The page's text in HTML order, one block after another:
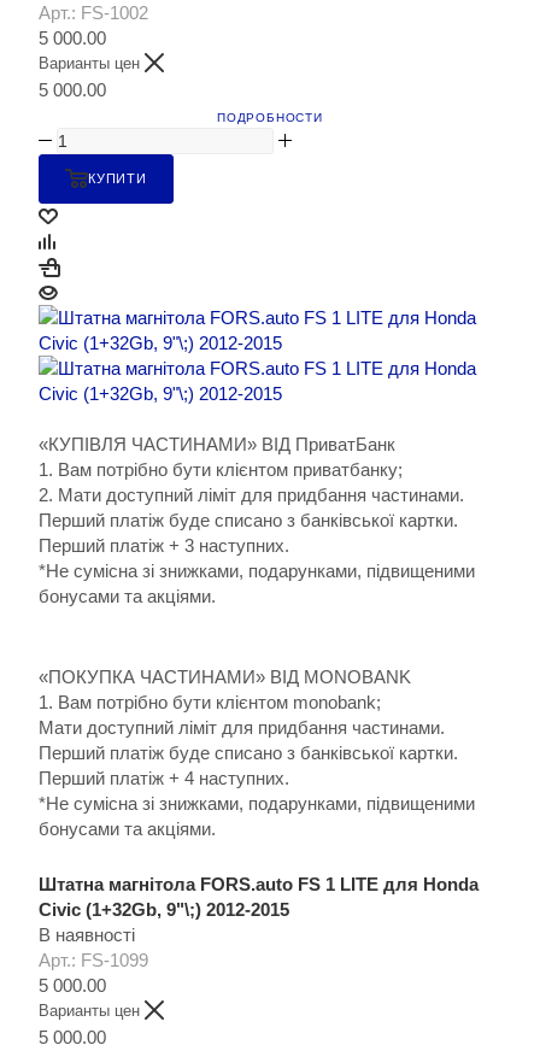
Арт.: FS-1002
5 000.00
Варианты цен
5 000.00
ПОДРОБНОСТИ
КУПИТИ
«КУПІВЛЯ ЧАСТИНАМИ» ВІД ПриватБанк
1. Вам потрібно бути клієнтом приватбанку;
2. Мати доступний ліміт для придбання частинами.
Перший платіж буде списано з банківської картки.
Перший платіж + 3 наступних.
*Не сумісна зі знижками, подарунками, підвищеними
бонусами та акціями.
«ПОКУПКА ЧАСТИНАМИ» ВІД MONOBANK
1. Вам потрібно бути клієнтом monobank;
Мати доступний ліміт для придбання частинами.
Перший платіж буде списано з банківської картки.
Перший платіж + 4 наступних.
*Не сумісна зі знижками, подарунками, підвищеними
бонусами та акціями.
Штатна магнітола FORS.auto FS 1 LITE для Honda
Civic (1+32Gb, 9"\;) 2012-2015
В наявності
Арт.: FS-1099
5 000.00
Варианты цен
5 000.00